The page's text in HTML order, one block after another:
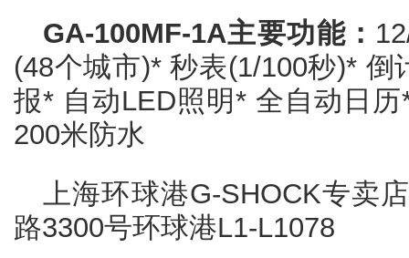
GA-100MF-1A主要功能：
(48个城市)* 秒表(1/100秒)*
报* 自动LED照明* 全自动日
200米防水
上海环球港G-SHOCK专卖
路3300号环球港L1-L1078